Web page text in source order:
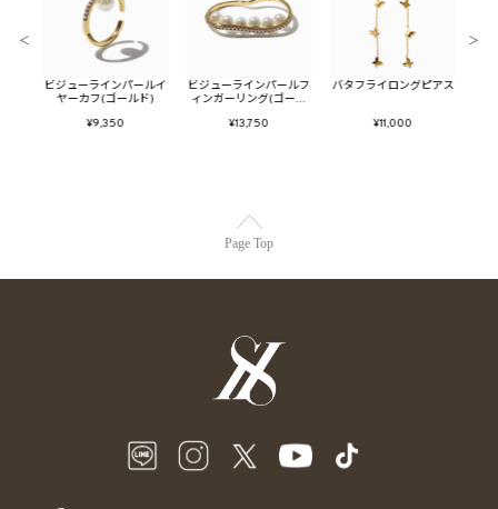
ビジューラインパールイ
ヤーカフ(ゴールド)
¥9,350
ビジューラインパールフ
ィンガーリング(ゴール
¥13,750
バタフライロングピアス
¥11,000
＜ ＞
Page Top